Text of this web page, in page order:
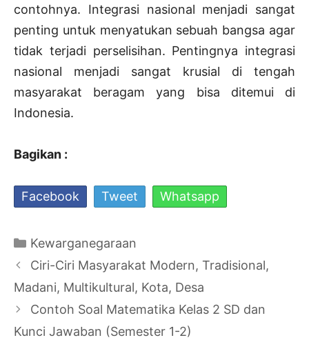
contohnya. Integrasi nasional menjadi sangat
penting untuk menyatukan sebuah bangsa agar
tidak terjadi perselisihan. Pentingnya integrasi
nasional menjadi sangat krusial di tengah
masyarakat beragam yang bisa ditemui di
Indonesia.
Bagikan :
Facebook Tweet Whatsapp
Kategori
Kewarganegaraan
Navigasi
Tulisan
Ciri-Ciri Masyarakat Modern, Tradisional,
Madani, Multikultural, Kota, Desa
Contoh Soal Matematika Kelas 2 SD dan
Kunci Jawaban (Semester 1-2)